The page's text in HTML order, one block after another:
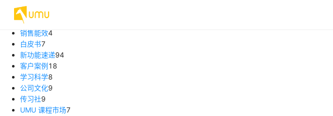
文章分类
全部内容
销售能效4
白皮书7
新功能速递94
客户案例18
学习科学8
公司文化9
传习社9
UMU 课程市场7